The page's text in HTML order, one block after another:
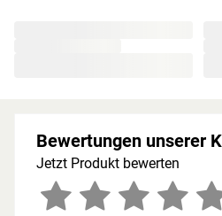
Holzeigene Harze und
Saunieren freigesetzt werden,
natürliche Weise ab.
Bei der Montage einer Sauna
Bewertungen unserer
Jetzt Produkt bewerten